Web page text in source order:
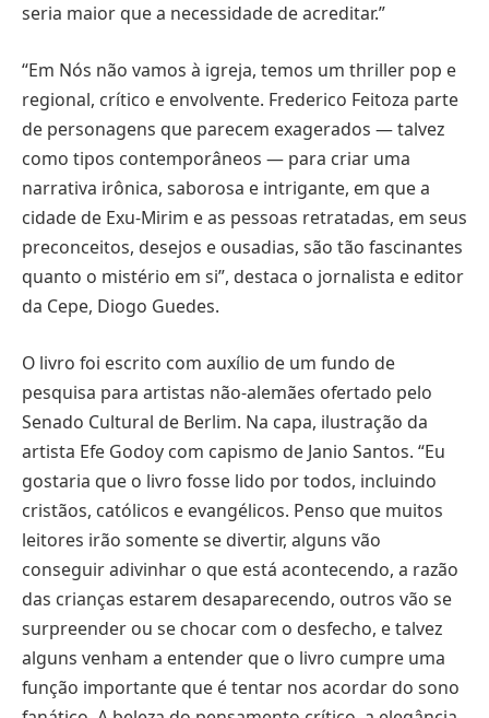
seria maior que a necessidade de acreditar.”
“Em Nós não vamos à igreja, temos um thriller pop e
regional, crítico e envolvente. Frederico Feitoza parte
de personagens que parecem exagerados — talvez
como tipos contemporâneos — para criar uma
narrativa irônica, saborosa e intrigante, em que a
cidade de Exu-Mirim e as pessoas retratadas, em seus
preconceitos, desejos e ousadias, são tão fascinantes
quanto o mistério em si”, destaca o jornalista e editor
da Cepe, Diogo Guedes.
O livro foi escrito com auxílio de um fundo de
pesquisa para artistas não-alemães ofertado pelo
Senado Cultural de Berlim. Na capa, ilustração da
artista Efe Godoy com capismo de Janio Santos. “Eu
gostaria que o livro fosse lido por todos, incluindo
cristãos, católicos e evangélicos. Penso que muitos
leitores irão somente se divertir, alguns vão
conseguir adivinhar o que está acontecendo, a razão
das crianças estarem desaparecendo, outros vão se
surpreender ou se chocar com o desfecho, e talvez
alguns venham a entender que o livro cumpre uma
função importante que é tentar nos acordar do sono